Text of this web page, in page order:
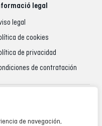
de navegación,
legal
legal
de cookies
de privacidad
de contratación